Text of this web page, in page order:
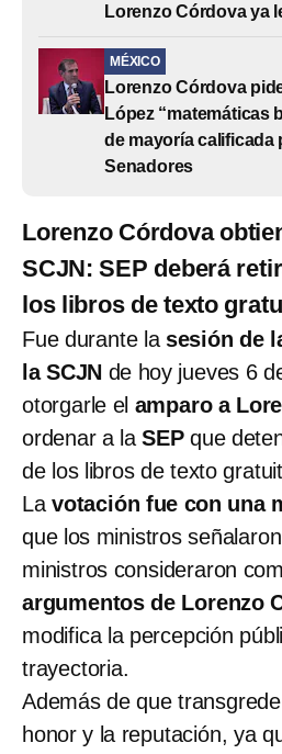
Lorenzo Córdova ya
MÉXICO
Lorenzo Córdova
López “matemáticas
de mayoría calificada
Senadores
Lorenzo Córdova
SCJN: SEP deberá
los libros de texto
Fue durante la sesión de
la SCJN de hoy jueves 6
otorgarle el amparo a
ordenar a laSEPque
de los libros de texto
La votación fue con una
que los ministros
ministros consideraron
argumentos de Lorenzo
modifica la percepción
trayectoria.
Además de que
honor y la reputación, ya